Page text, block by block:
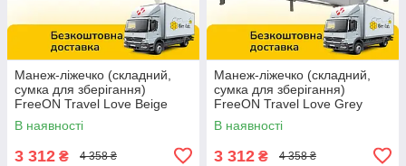
Манеж-ліжечко (складний,
сумка для зберігання)
FreeON Travel Love Beige
44299 Бежевий
В наявності
3 312 ₴ 4 358 ₴
Манеж-ліжечко (складний,
сумка для зберігання)
FreeON Travel Love Grey
44305 Сірий
В наявності
3 312 ₴ 4 358 ₴